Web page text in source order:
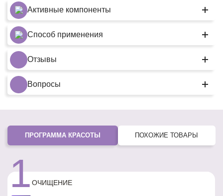
Активные компоненты
Способ применения
Отзывы
Вопросы
ПРОГРАММА КРАСОТЫ ПОХОЖИЕ ТОВАРЫ
1ОЧИЩЕНИЕ